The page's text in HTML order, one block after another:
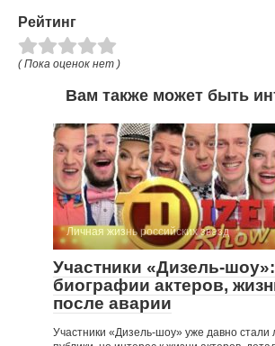
Рейтинг
( Пока оценок нет )
Вам также может быть
Личная жизнь российских звезд
Участники «Дизель-шоу»:
биографии актеров,
после аварии
Участники «Дизель-шоу» уже давно